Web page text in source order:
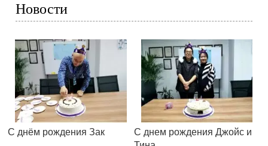
Новости
С днём рождения Зак
С днем рождения Джойс и